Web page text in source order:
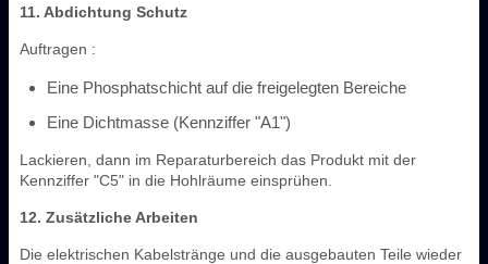
11. Abdichtung Schutz
Auftragen :
Eine Phosphatschicht auf die freigelegten Bereiche
Eine Dichtmasse (Kennziffer "A1")
Lackieren, dann im Reparaturbereich das Produkt mit der
Kennziffer "C5" in die Hohlräume einsprühen.
12. Zusätzliche Arbeiten
Die elektrischen Kabelstränge und die ausgebauten Teile wieder